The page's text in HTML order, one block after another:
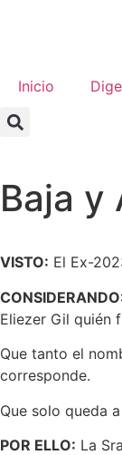
Inicio
Baja y
VISTO: El Ex-
Eliezer Gil quién
Que tanto el
corresponde.
Que solo queda
POR ELLO: La